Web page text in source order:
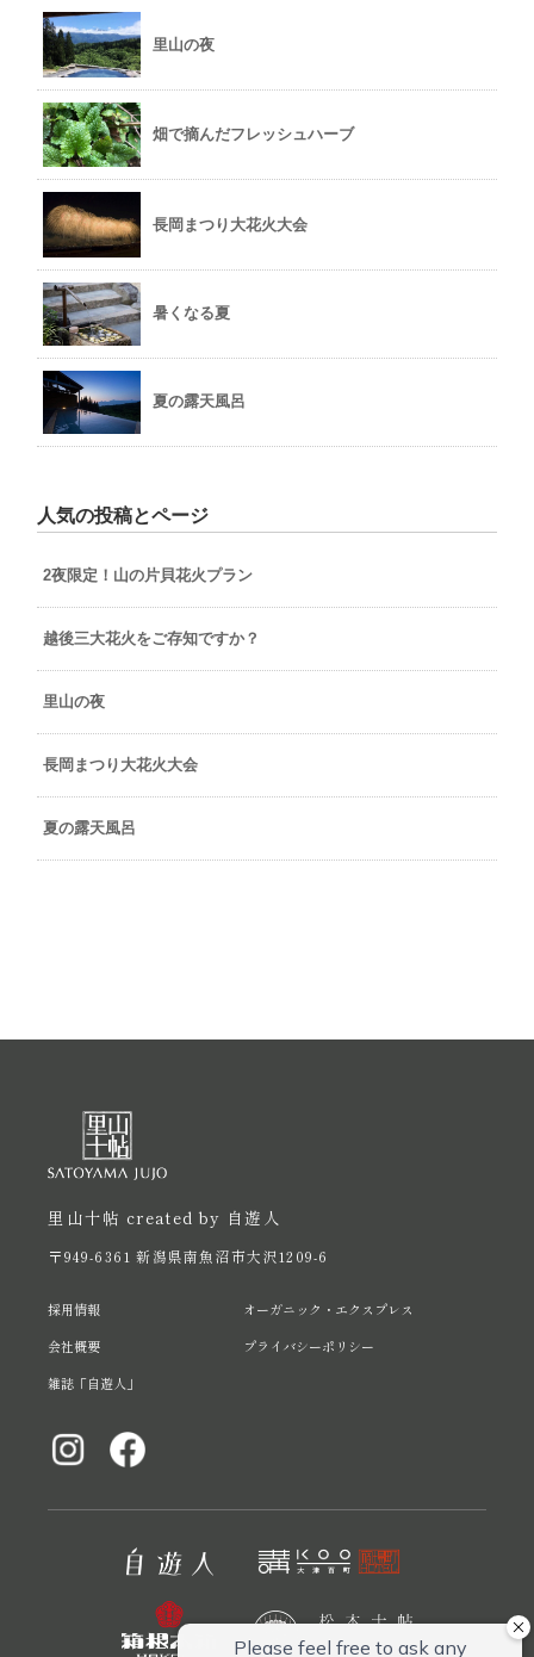
里山の夜
畑で摘んだフレッシュハーブ
長岡まつり大花火大会
暑くなる夏
夏の露天風呂
人気の投稿とページ
2夜限定！山の片貝花火プラン
越後三大花火をご存知ですか？
里山の夜
長岡まつり大花火大会
夏の露天風呂
里山十帖 created by 自遊人
〒949-6361 新潟県南魚沼市大沢1209-6
採用情報
会社概要
雑誌「自遊人」
オーガニック・エクスプレス
プライバシーポリシー